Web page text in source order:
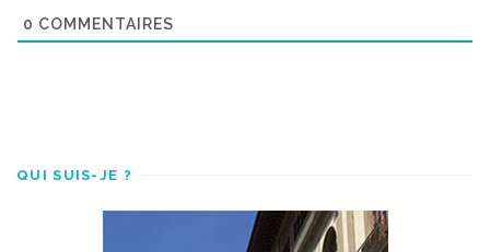
0 COMMENTAIRES
QUI SUIS-JE ?